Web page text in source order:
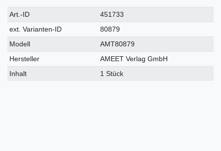
Technisches
Merkmal
Wert
Art.-ID
451733
ext. Varianten-ID
80879
Modell
AMT80879
Hersteller
AMEET Verlag GmbH
Inhalt
1 Stück